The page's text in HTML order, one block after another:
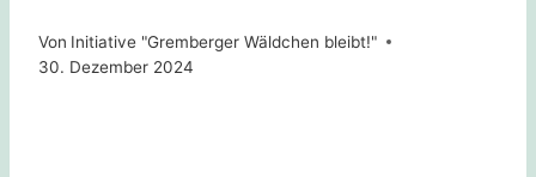
Von Initiative "Gremberger Wäldchen bleibt!"
30. Dezember 2024